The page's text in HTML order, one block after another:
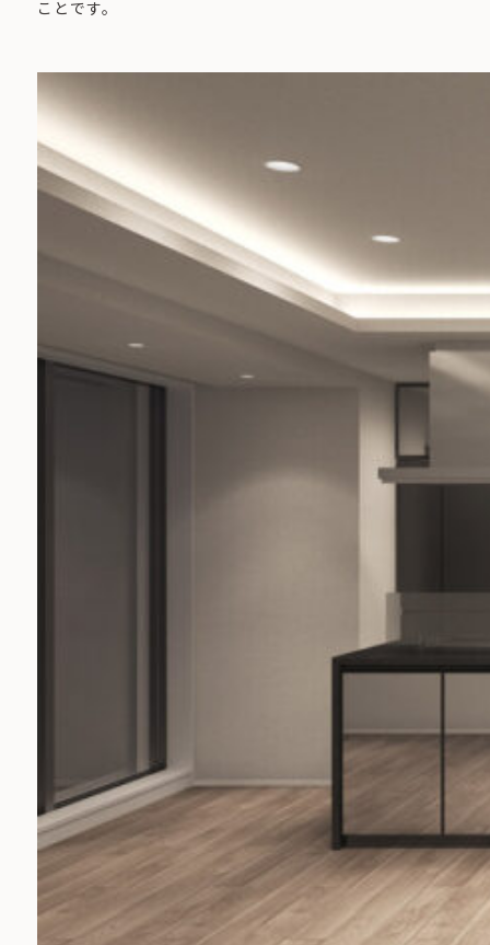
ことです。